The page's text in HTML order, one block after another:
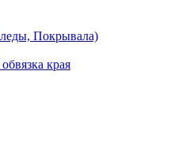
Покрывала)
края